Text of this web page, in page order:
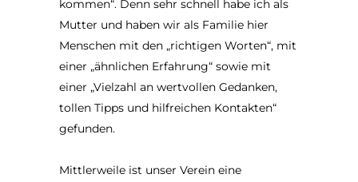
kommen“. Denn sehr schnell habe ich als
Mutter und haben wir als Familie hier
Menschen mit den „richtigen Worten“, mit
einer „ähnlichen Erfahrung“ sowie mit
einer „Vielzahl an wertvollen Gedanken,
tollen Tipps und hilfreichen Kontakten“
gefunden.
Mittlerweile ist unser Verein eine